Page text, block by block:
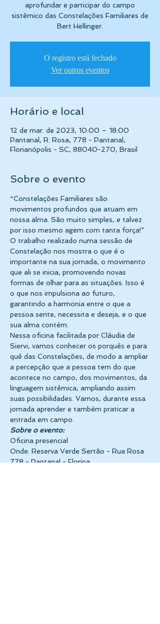
aprofundar e participar do campo
sistêmico das Constelações Familiares de
Bert Hellinger.
O registro está fechado
Ver outros eventos
Horário e local
12 de mar. de 2023, 10:00 – 18:00
Pantanal, R. Rosa, 778 - Pantanal,
Florianópolis - SC, 88040-270, Brasil
Sobre o evento
“Constelações Familiares são
movimentos profundos que atuam em
nossa alma. São muito simples, e talvez
por isso mesmo agem com tanta força!"
O trabalho realizado numa sessão de
Constelação nos mostra o que é o
importante na sua jornada, o movimento
que ali se inicia, promovendo novas
formas de olhar para as situações. Isso é
o que nos impulsiona ao futuro,
garantindo a harmonia entre o que a
pessoa sente, necessita e deseja, e o que
sua alma contém.
Nessa oficina facilitada por Cláudia de
Siervi, vamos conhecer os porquês e para
quê das Constelações, de modo a ampliar
a percepção que a pessoa tem do que
acontece no campo, dos movimentos, da
linguagem sistêmica, ampliando assim
suas possibilidades. Vamos, durante essa
jornada aprender e também praticar a
entrada em campo.
Sobre o evento:
Oficina presencial
Onde: Reserva Verde Sertão - Rua Rosa
778 - Pantanal - Floripa